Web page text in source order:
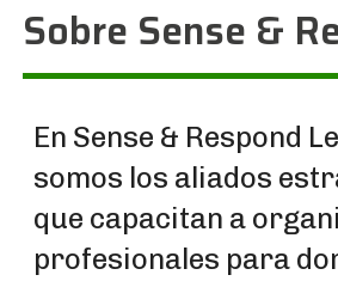
Sobre Sense &
En Sense & Respond
somos los aliados
que capacitan a
profesionales para